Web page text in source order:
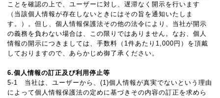
ことを確認の上で、ユーザーに対し、遅滞なく開示を行います
（当該個人情報が存在しないときにはその旨を通知いたしま
す。）。但し、個人情報保護法その他の法令により、当社が開示
の義務を負わない場合は、この限りではありません。なお、個人
情報の開示につきましては、手数料（1件あたり1,000円）を頂戴
しておりますので、あらかじめ御了承ください。
6.個人情報の訂正及び利用停止等
5-1 当社は、ユーザーから、(1)個人情報が真実でないという理由
によって個人情報保護法の定めに基づきその内容の訂正を求めら